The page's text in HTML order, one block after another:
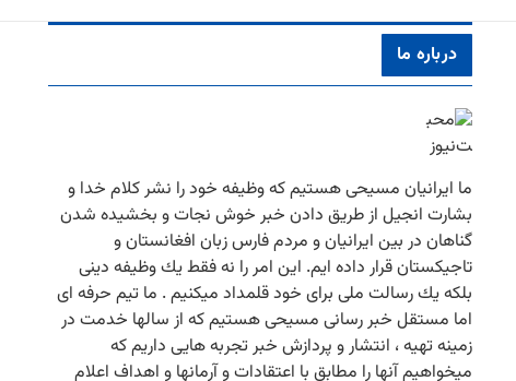
درباره ما
ما ایرانیان مسیحی هستیم كه وظیفه خود را نشر كلام خدا و
بشارت انجیل از طریق دادن خبر خوش نجات و بخشیده شدن
گناهان در بین ایرانیان و مردم فارس زبان افغانستان و
تاجیكستان قرار داده ایم. این امر را نه فقط یك وظیفه دینی
بلكه یك رسالت ملی برای خود قلمداد میكنیم . ما تیم حرفه ای
اما مستقل خبر رسانی مسیحی هستیم كه از سالها خدمت در
زمینه تهیه ، انتشار و پردازش خبر تجربه هایی داریم كه
میخواهیم آنها را مطابق با اعتقادات و آرمانها و اهداف اعلام